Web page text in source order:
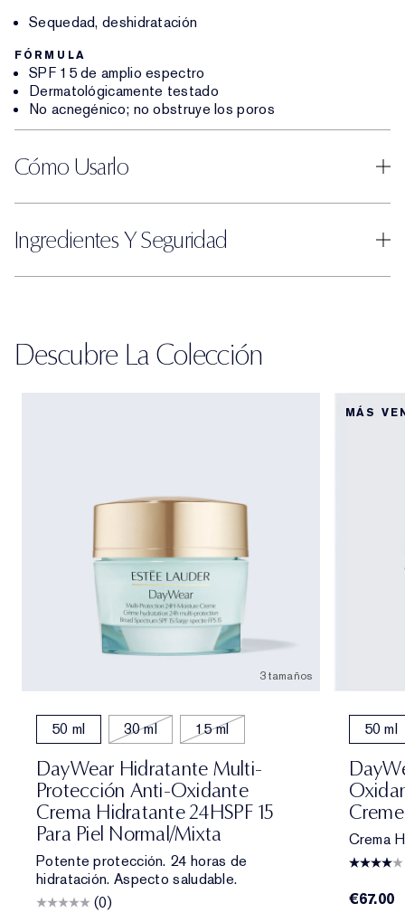
Sequedad, deshidratación
FÓRMULA
SPF 15 de amplio espectro
Dermatológicamente testado
No acnegénico; no obstruye los poros
Cómo Usarlo
Ingredientes Y Seguridad
Descubre La Colección
3 tamaños
50 ml 30 ml 15 ml
DayWear Hidratante Multi-
Protección Anti-Oxidante
Crema Hidratante 24HSPF 15
Para Piel Normal/mixta
Potente protección. 24 horas de
hidratación. Aspecto saludable.
(0)
MÁS
50 ml
Creme
Crema
€67.00